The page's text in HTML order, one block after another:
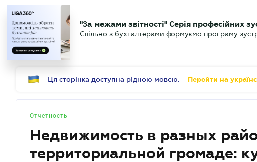
БУХГАЛТЕР Новости Аналитика Календарь
"За межами звітності" Серія професійних
Спільно з бухгалтерами формуємо програму
Ця сторінка доступна рідною мовою. Перейти на
Отчетность
Недвижимость в разных
территориальной громаде: